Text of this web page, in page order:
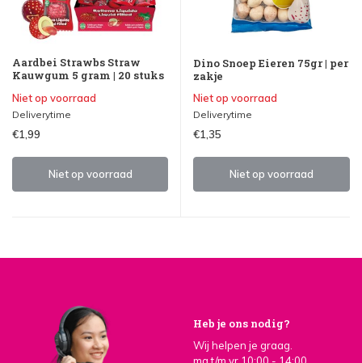
Aardbei Strawbs Straw
Kauwgum 5 gram | 20 stuks
Niet op voorraad
Deliverytime
€1,99
Niet op voorraad
Dino Snoep Eieren 75gr | per
zakje
Niet op voorraad
Deliverytime
€1,35
Niet op voorraad
Heb je ons nodig?
Wij helpen je graag.